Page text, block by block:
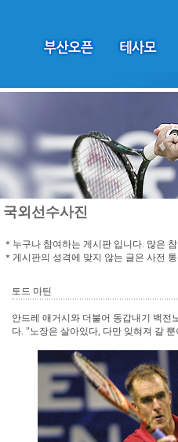
국외선수사진
＊누구나 참여하는 게시판 입니다. 많은
＊게시판의 성격에 맞지 않는 글은 사전
토드 마틴
안드레 애거시와 더불어 동갑내기 백전
다. "노장은 살아있다, 다만 잊혀져 갈